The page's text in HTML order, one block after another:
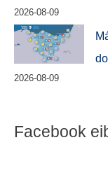
2026-08-09
2026-08-09
Facebook